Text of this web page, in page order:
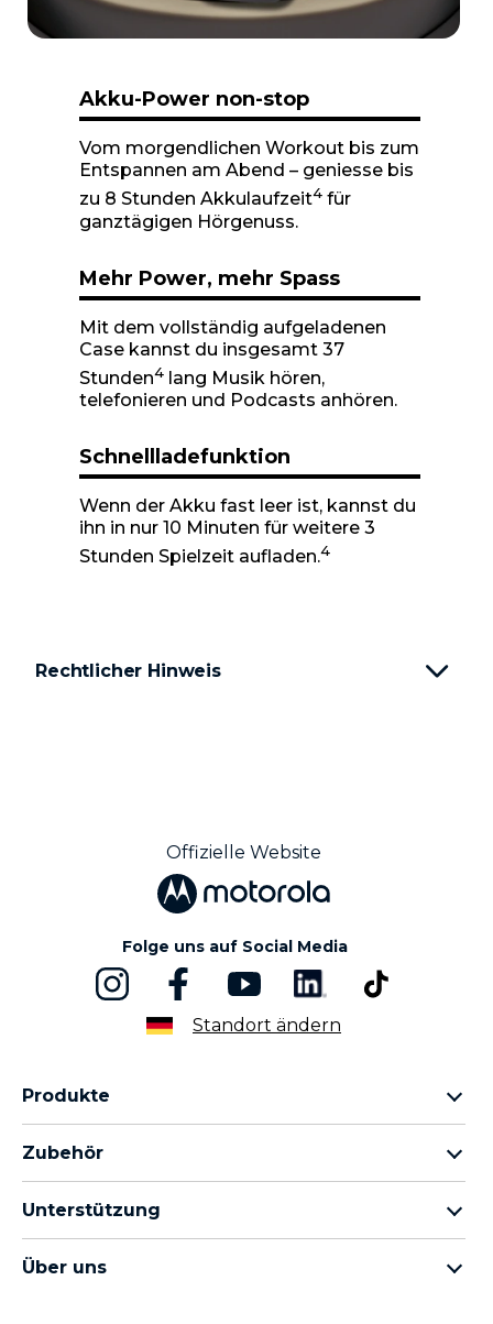
Akku-Power non-stop
Vom morgendlichen Workout bis zum
Entspannen am Abend – geniesse bis
zu 8 Stunden Akkulaufzeit4für
ganztägigen Hörgenuss.
Mehr Power, mehr Spass
Mit dem vollständig aufgeladenen
Case kannst du insgesamt 37
Stunden4lang Musik hören,
telefonieren und Podcasts anhören.
Schnellladefunktion
Wenn der Akku fast leer ist, kannst du
ihn in nur 10 Minuten für weitere 3
Stunden Spielzeit aufladen.4
Rechtlicher Hinweis
Offizielle Website
Folge uns auf Social Media
Standort ändern
Produkte
moto g Familie
thinkphone by motorola
Zubehör
moto tag
Unterstützung
Meine Bestellungen
Über uns